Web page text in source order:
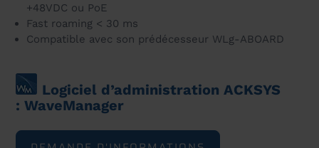
+48VDC ou PoE
Fast roaming < 30 ms
Compatible avec son prédécesseur WLg-ABOARD
Logiciel d’administration ACKSYS
: WaveManager